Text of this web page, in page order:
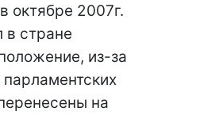
октябре 2007г.
в стране
из-за
парламентских
на